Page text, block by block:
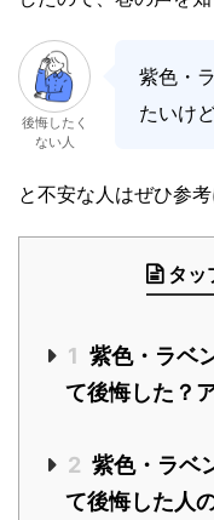
後悔したく
ない人
紫色・
たいけ
と不安な人はぜひ参考
タッ
1 紫色・ラベ
て後悔した？
2 紫色・ラベ
て後悔した人